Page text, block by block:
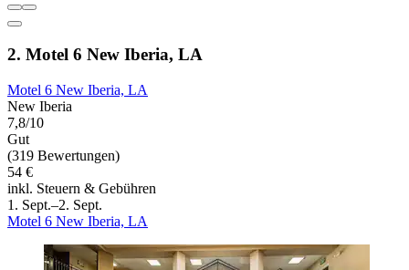
2. Motel 6 New Iberia, LA
Motel 6 New Iberia, LA
New Iberia
7,8/10
Gut
(319 Bewertungen)
54 €
inkl. Steuern & Gebühren
1. Sept.–2. Sept.
Motel 6 New Iberia, LA